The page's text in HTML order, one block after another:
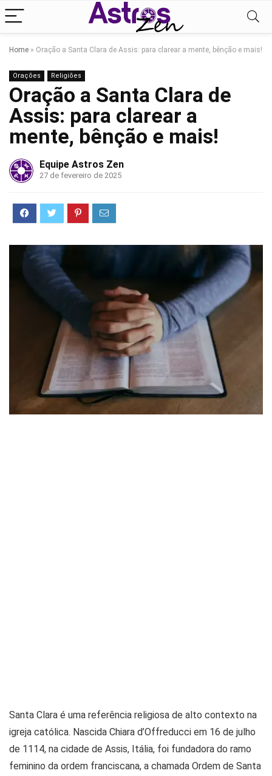
Home » Oração a Santa Clara de Assis: para clarear a mente, bênção e mais!
Orações Religiões
Oração a Santa Clara de
Assis: para clarear a
mente, bênção e mais!
Equipe Astros Zen
27 de fevereiro de 2025
Santa Clara é uma referência religiosa de alto contexto na
igreja católica. Nascida Chiara d’Offreducci em 16 de julho
de 1114, na cidade de Assis, Itália, foi fundadora do ramo
feminino da ordem franciscana, a chamada Ordem de Santa